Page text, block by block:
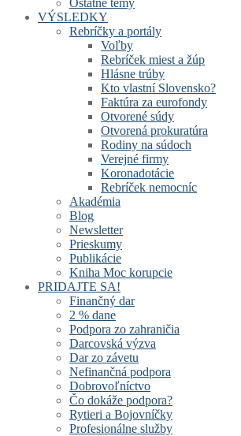
Ostatné témy
VÝSLEDKY
Rebríčky a portály
Voľby
Rebríček miest a žúp
Hlásne trúby
Kto vlastní Slovensko?
Faktúra za eurofondy
Otvorené súdy
Otvorená prokuratúra
Rodiny na súdoch
Verejné firmy
Koronadotácie
Rebríček nemocníc
Akadémia
Blog
Newsletter
Prieskumy
Publikácie
Kniha Moc korupcie
PRIDAJTE SA!
Finančný dar
2 % dane
Podpora zo zahraničia
Darcovská výzva
Dar zo závetu
Nefinančná podpora
Dobrovoľníctvo
Čo dokáže podpora?
Rytieri a Bojovníčky
Profesionálne služby